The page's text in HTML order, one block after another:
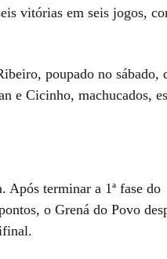
vitórias em seis jogos,
poupado no sábado,
e Cicinho, machucados,
Após terminar a 1ª fase do
o Grená do Povo